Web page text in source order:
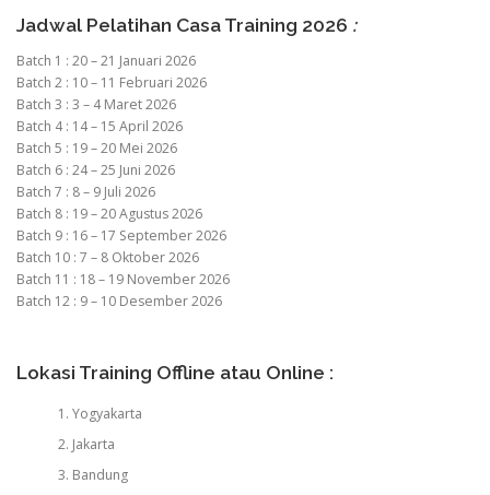
Jadwal Pelatihan Casa Training 2026 :
Batch 1 : 20 – 21 Januari 2026
Batch 2 : 10 – 11 Februari 2026
Batch 3 : 3 – 4 Maret 2026
Batch 4 : 14 – 15 April 2026
Batch 5 : 19 – 20 Mei 2026
Batch 6 : 24 – 25 Juni 2026
Batch 7 : 8 – 9 Juli 2026
Batch 8 : 19 – 20 Agustus 2026
Batch 9 : 16 – 17 September 2026
Batch 10 : 7 – 8 Oktober 2026
Batch 11 : 18 – 19 November 2026
Batch 12 : 9 – 10 Desember 2026
Lokasi Training Offline atau Online :
Yogyakarta
Jakarta
Bandung